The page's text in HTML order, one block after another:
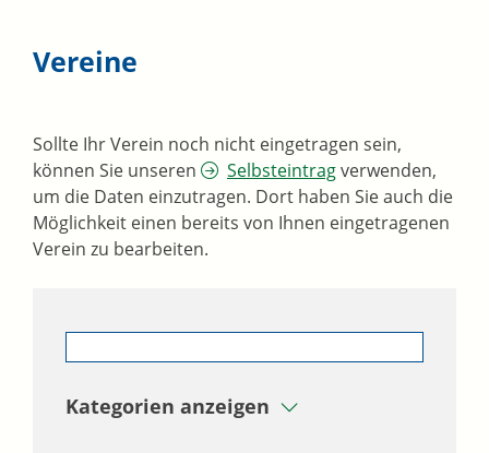
Vereine
Sollte Ihr Verein noch nicht eingetragen sein,
können Sie unseren
Selbsteintragverwenden,
um die Daten einzutragen. Dort haben Sie auch die
Möglichkeit einen bereits von Ihnen eingetragenen
Verein zu bearbeiten.
Kategorien anzeigen